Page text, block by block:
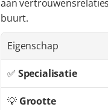
aan
buurt.
Eigenschap
✅ Specialisatie
💡 Grootte